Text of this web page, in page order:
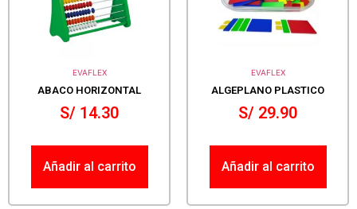
EVAFLEX
ABACO HORIZONTAL
S/ 14.30
Añadir al carrito
EVAFLEX
ALGEPLANO PLASTICO
S/ 29.90
Añadir al carrito